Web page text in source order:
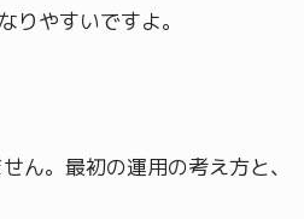
やすいですよ。
ん。最初の運用の考え方と、